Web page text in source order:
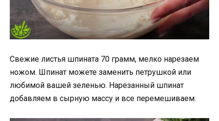
Свежие листья шпината 70 грамм, мелко нарезаем
ножом. Шпинат можете заменить петрушкой или
любимой вашей зеленью. Нарезанный шпинат
добавляем в сырную массу и все перемешиваем.